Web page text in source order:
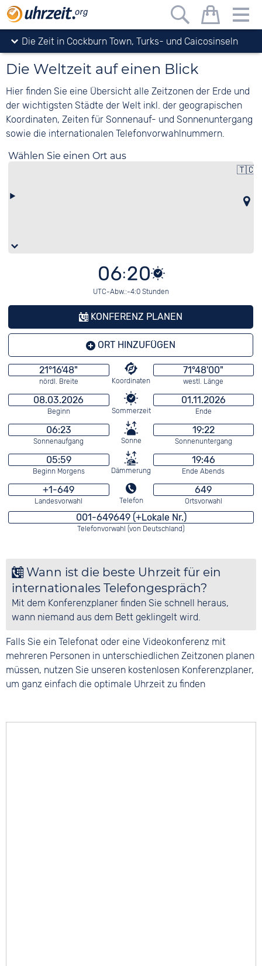
Uhrzeit.org
Die Zeit in Cockburn Town, Turks- und Caicosinseln
Die Weltzeit auf einen Blick
Hier finden Sie eine Übersicht alle Zeitzonen der Erde und
der wichtigsten Städte der Welt inkl. der geograpischen
Koordinaten, Zeiten für Sonnenauf- und Sonnenuntergang
sowie die internationalen Telefonvorwahlnummern.
Wählen Sie einen Ort aus
🇹🇨
06:20
UTC-Abw.:-4:0 Stunden
KONFERENZ PLANEN
ORT HINZUFÜGEN
21°16'48"
nördl. Breite Koordinaten
71°48'00"
westl. Länge
08.03.2026
Beginn Sommerzeit
01.11.2026
Ende
06:23
Sonnenaufgang Sonne
19:22
Sonnenuntergang
05:59
Beginn Morgens Dämmerung
19:46
Ende Abends
+1-649
Landesvorwahl Telefon
649
Ortsvorwahl
001-649649 (+Lokale Nr.)
Telefonvorwahl (von Deutschland)
Wann ist die beste Uhrzeit für ein
internationales Telefongespräch?
Mit dem Konferenzplaner finden Sie schnell heraus,
wann niemand aus dem Bett geklingelt wird.
Falls Sie ein Telefonat oder eine Videokonferenz mit
mehreren Personen in unterschiedlichen Zeitzonen planen
müssen, nutzen Sie unseren kostenlosen Konferenzplaner,
um ganz einfach die optimale Uhrzeit zu finden